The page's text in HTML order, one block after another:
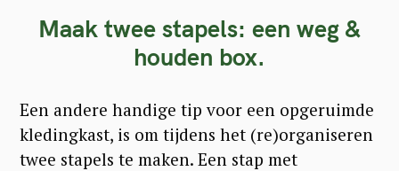
Maak twee stapels: een weg &
houden box.
Een andere handige tip voor een opgeruimde
kledingkast, is om tijdens het (re)organiseren
twee stapels te maken. Een stap met